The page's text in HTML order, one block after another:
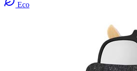
Eco